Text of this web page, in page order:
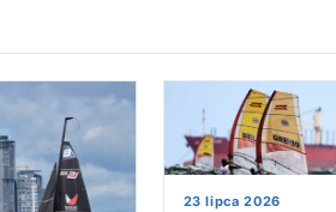
23 lipca 2026